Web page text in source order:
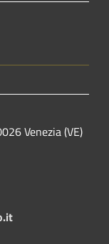
Venezia (VE)